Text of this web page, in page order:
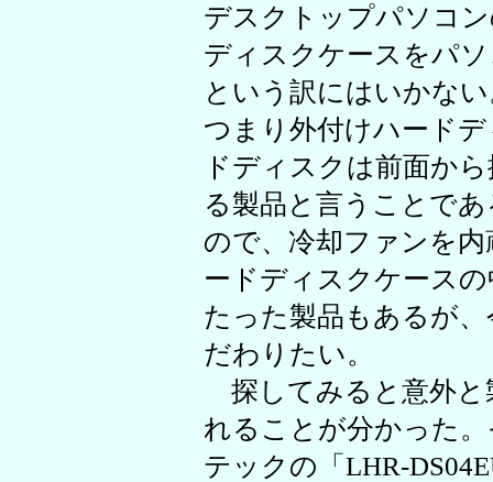
デスクトップパソコ
ディスクケースをパ
という訳にはいかな
つまり外付けハード
ドディスクは前面か
る製品と言うことで
ので、冷却ファンを
ードディスクケース
たった製品もあるが
だわりたい。
探してみると意外と
れることが分かった
テックの「LHR-